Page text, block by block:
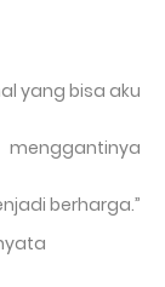
yang bisa aku
menggantinya
berharga.”